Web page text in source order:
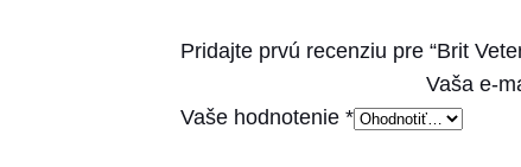
Pridajte prvú recenziu pre “Brit
Vaša e-
Vaše hodnotenie *